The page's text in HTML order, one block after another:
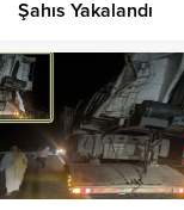
Şahıs Yakalandı